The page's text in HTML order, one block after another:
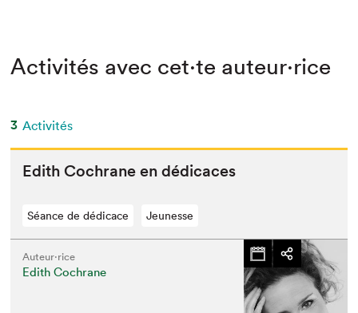
Activités avec cet·te auteur·rice
3 Activités
Edith Cochrane en dédicaces
Séance de dédicace Jeunesse
Auteur·rice
Edith Cochrane